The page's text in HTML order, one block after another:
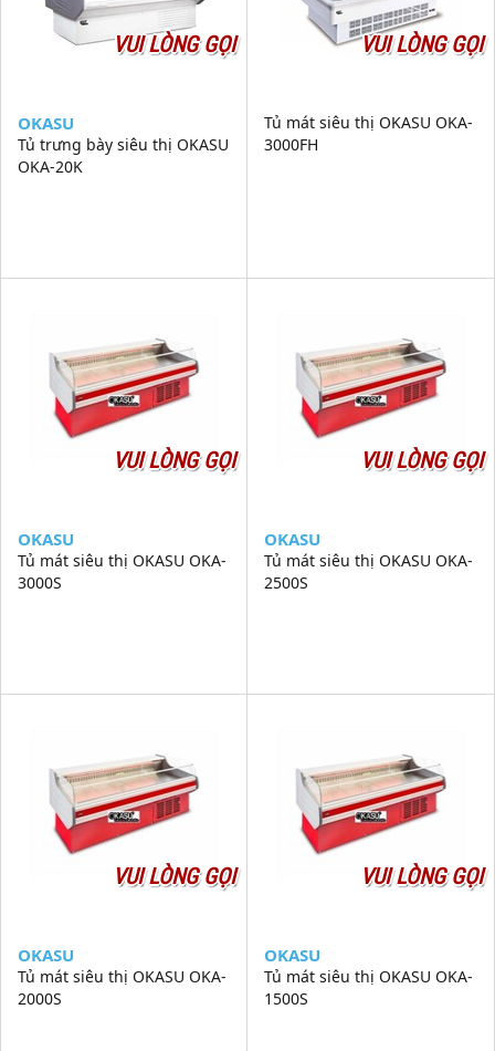
VUI LÒNG GỌI
OKASU
Tủ trưng bày siêu thị OKASU
OKA-20K
VUI LÒNG GỌI
Tủ mát siêu thị OKASU OKA-
3000FH
VUI LÒNG GỌI
OKASU
Tủ mát siêu thị OKASU OKA-
3000S
VUI LÒNG GỌI
OKASU
Tủ mát siêu thị OKASU OKA-
2500S
VUI LÒNG GỌI
OKASU
Tủ mát siêu thị OKASU OKA-
2000S
VUI LÒNG GỌI
OKASU
Tủ mát siêu thị OKASU OKA-
1500S